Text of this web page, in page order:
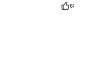
61